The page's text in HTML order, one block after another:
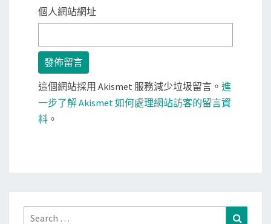
個人網站網址
這個網站採用 Akismet 服務減少垃圾留言。 進
一步了解 Akismet 如何處理網站訪客的留言資
料 。
Search